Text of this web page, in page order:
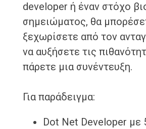
developer ή έναν στόχο
σημειώματος, θα
ξεχωρίσετε από τον
να αυξήσετε τις
πάρετε μια συνέντευξη.
Για παράδειγμα:
Dot Net Developer με